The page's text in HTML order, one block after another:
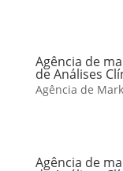
Agência de
de Análises
Agência de
Agência de